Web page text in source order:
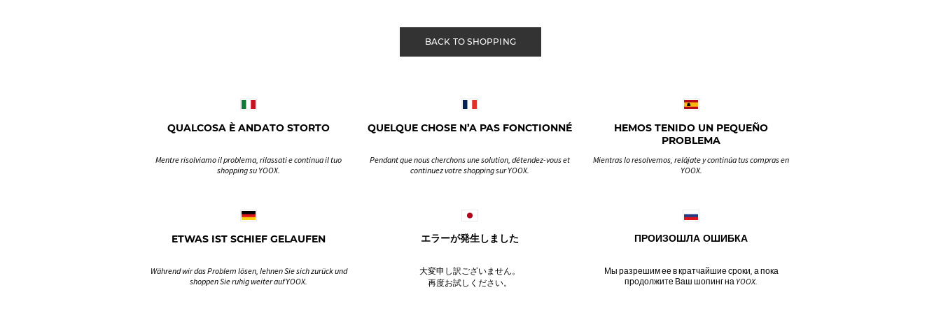
BACK TO SHOPPING
QUALCOSA È ANDATO STORTO
Mentre risolviamo il problema, rilassati e continua il tuo
shopping su YOOX.
QUELQUE CHOSE N’A PAS FONCTIONNÉ
Pendant que nous cherchons une solution, détendez-vous et
continuez votre shopping sur YOOX.
HEMOS TENIDO UN PEQUEÑO
PROBLEMA
Mientras lo resolvemos, relájate y continúa tus compras en
YOOX.
ETWAS IST SCHIEF GELAUFEN
Während wir das Problem lösen, lehnen Sie sich zurück und
shoppen Sie ruhig weiter auf YOOX.
エラーが発生しました
大変申し訳ございません。
再度お試しください。
ПРОИЗОШЛА ОШИБКА
Мы разрешим ее в кратчайшие сроки, а пока
продолжите Ваш шопинг на YOOX.